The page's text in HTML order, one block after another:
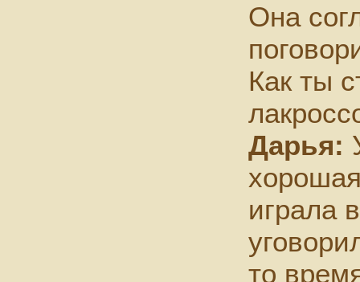
Она
Как ты
Дарья:
играла
то